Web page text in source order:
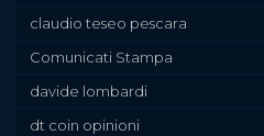
claudio teseo pescara
Comunicati Stampa
davide lombardi
dt coin opinioni